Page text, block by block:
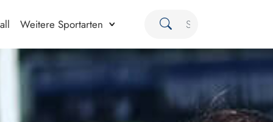
Weitere Sportarten